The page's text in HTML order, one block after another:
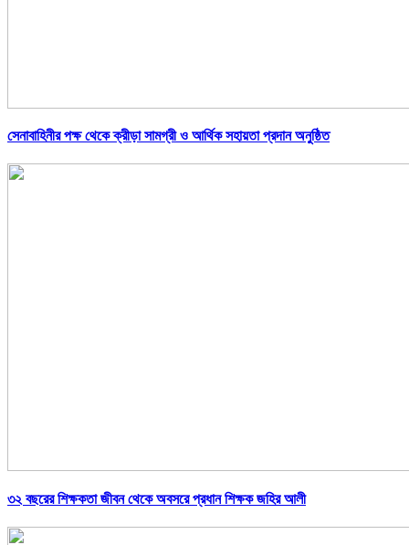
সেনাবাহিনীর পক্ষ থেকে ক্রীড়া সামগ্রী ও আর্থিক সহায়তা প্রদান অনুষ্ঠিত
৩২ বছরের শিক্ষকতা জীবন থেকে অবসরে প্রধান শিক্ষক জহির আলী